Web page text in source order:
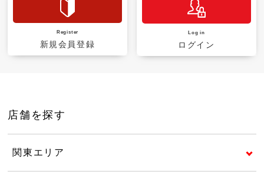
Register
新規会員登録
Log in
ログイン
店舗を探す
関東エリア